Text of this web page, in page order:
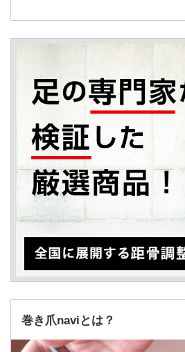
巻き爪naviとは？